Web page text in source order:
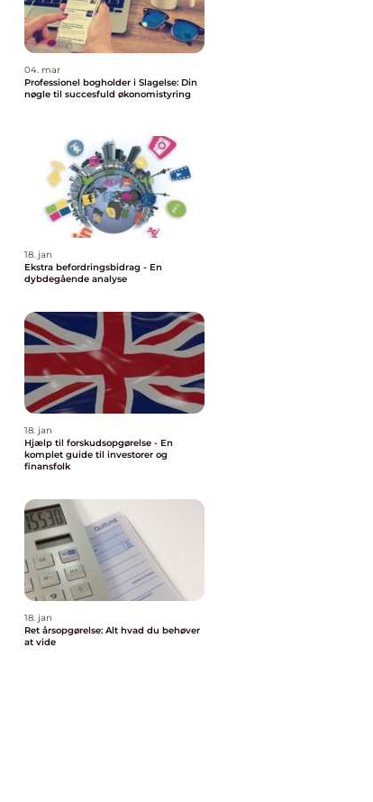
04. mar
Professionel bogholder i Slagelse: Din
nøgle til succesfuld økonomistyring
18. jan
Ekstra befordringsbidrag - En
dybdegående analyse
18. jan
Hjælp til forskudsopgørelse - En
komplet guide til investorer og
finansfolk
18. jan
Ret årsopgørelse: Alt hvad du behøver
at vide